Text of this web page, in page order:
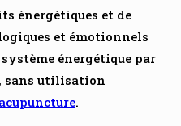
énergétiques et de
et émotionnels
énergétique par
sans utilisation
acupuncture.